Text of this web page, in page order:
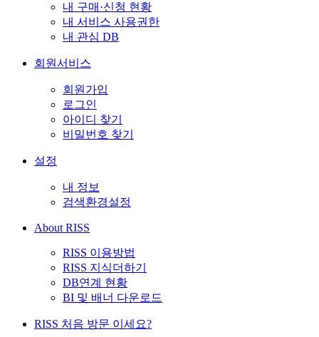
내 구매·신청 현황
내 서비스 사용권한
내 관심 DB
회원서비스
회원가입
로그인
아이디 찾기
비밀번호 찾기
설정
내 정보
검색환경설정
About RISS
RISS 이용방법
RISS 지식더하기
DB연계 현황
BI 및 배너 다운로드
RISS 처음 방문 이세요?